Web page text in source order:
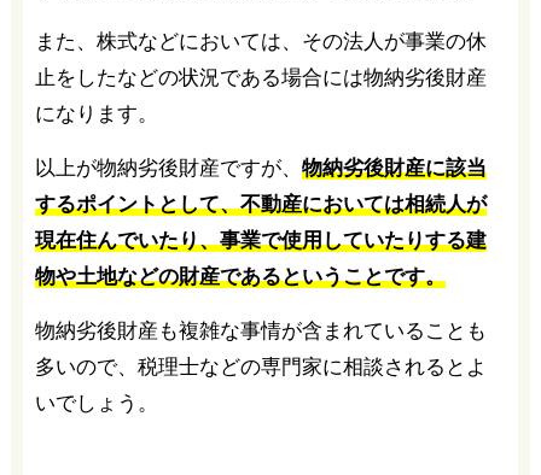
また、株式などにおいては、その法人が事業の休
止をしたなどの状況である場合には物納劣後財産
になります。
以上が物納劣後財産ですが、 物納劣後財産に該当
するポイントとして、不動産においては相続人が
現在住んでいたり、事業で使用していたりする建
物や土地などの財産であるということです。
物納劣後財産も複雑な事情が含まれていることも
多いので、税理士などの専門家に相談されるとよ
いでしょう。